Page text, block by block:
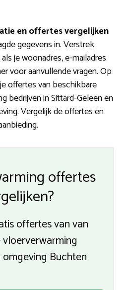
en offertes vergelijken
gegevens in. Verstrek
je woonadres, e-mailadres
voor aanvullende vragen. Op
offertes van beschikbare
bedrijven in Sittard-Geleen en
Vergelijk de offertes en
offertes
offertes van van
Buchten